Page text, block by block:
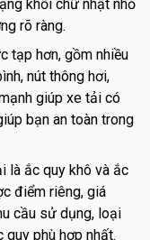
khối chữ nhật nhỏ
rõ ràng.
tạp hơn, gồm nhiều
nút thông hơi,
giúp xe tải có
bạn an toàn trong
là ắc quy khô và ắc
điểm riêng, giá
cầu sử dụng, loại
phù hợp nhất.